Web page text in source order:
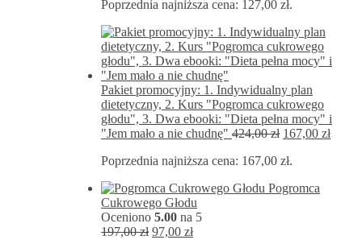
wynosiła:wynosi:
Poprzednia najniższa cena: 127,00 zł.
Pakiet promocyjny: 1. Indywidualny plan
dietetyczny, 2. Kurs "Pogromca cukrowego
głodu", 3. Dwa ebooki: "Dieta pełna mocy" i
"Jem mało a nie chudnę" 424,00zł Pierwotna
wynosiła:
167,00 zł
Poprzednia najniższa cena: 167,00 zł.
Pogromca
Cukrowego Głodu
Oceniono 5.00 na 5
197,00zł Pierwotna
97,00 złAktualna